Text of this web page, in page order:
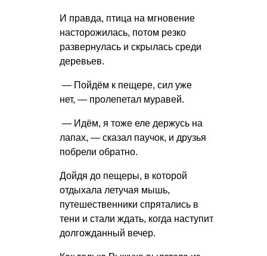
И правда, птица на мгновение
насторожилась, потом резко
развернулась и скрылась среди
деревьев.
— Пойдём к пещере, сил уже
нет, — пролепетал муравей.
— Идём, я тоже еле держусь на
лапах, — сказал паучок, и друзья
побрели обратно.
Дойдя до пещеры, в которой
отдыхала летучая мышь,
путешественники спрятались в
тени и стали ждать, когда наступит
долгожданный вечер.